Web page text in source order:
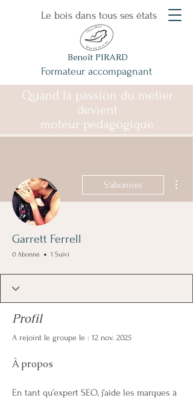
Le bois dans tous ses états
Benoît PIRARD
Formateur accompagnant
Quand la passion du métier
devient
moteur pédagogique
S'abonner
Garrett Ferrell
0 Abonné 1 Suivi
Profil
A rejoint le groupe le : 12 nov. 2025
À propos
En tant qu’expert SEO, j’aide les marques à